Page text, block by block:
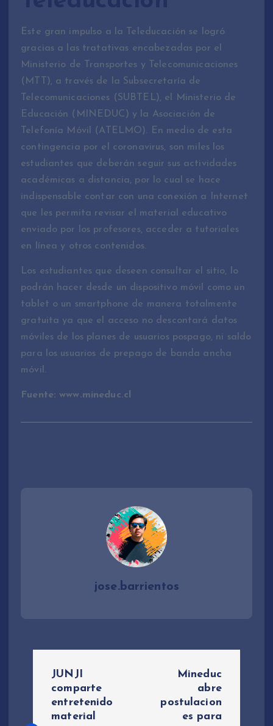
Este gran impulso a la Teleducación se logró
gracias a las tratativas encabezadas por el
Ministerio de Transportes y Telecomunicaciones
(MTT), a través de la Subsecretaría de
Telecomunicaciones (SUBTEL), el Ministerio de
Educación (MINEDUC) y la Asociación de
Telefonía Móvil (ATELMO). En medio de esta
contingencia por el coronavirus, son miles los
estudiantes que deberán seguir sus actividades
académicas a distancia, por lo cual se hace
indispensable contar con una conexión a Internet
que les permita revisar el material educativo
enviado por los profesores, acceder a tutoriales
en línea y otros contenidos.
Los estudiantes que deseen consultar el sitio, lo
podrán hacer desde un dispositivo móvil como un
tablet o un smartphone de manera totalmente
gratuita ya que el acceso no descontará datos
móviles de los planes de usuarios pospago, ni saldo
para los usuarios de prepago de banda ancha
móvil.
Fuente: www.mineduc.cl
jose.barrientos
JUNJI
comparte
entretenido
material
Mineduc
abre
postulacion
es para